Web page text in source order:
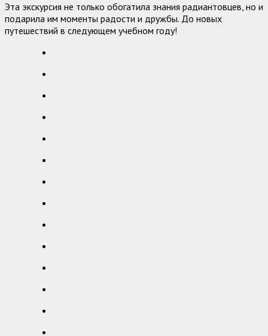
Эта экскурсия не только обогатила знания радиантовцев, но и
подарила им моменты радости и дружбы. До новых
путешествий в следующем учебном году!